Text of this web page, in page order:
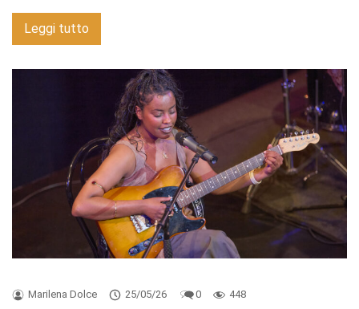
Leggi tutto
Marilena Dolce 25/05/26 0 448